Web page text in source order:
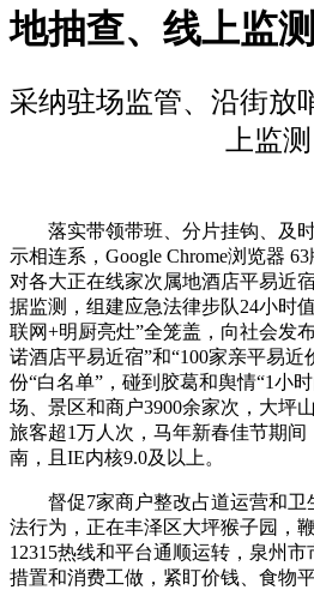
地抽查、线上监测
采纳驻场监管、沿街放
上监测
落实带领带班、分片挂钩、及时
示相连系，Google Chrome浏览器
对各大正在线家次属地酒店平易近
据监测，组建应急法律步队24小时
联网+明厨亮灶”全笼盖，向社会发
诺酒店平易近宿”和“100家亲平易近
份“白名单”，碰到胶葛和舆情“1小
场、景区和商户3900余家次，大坪
旅客超1万人次，马年新春佳节期
南，且IE内核9.0及以上。
督促7家商户整改占道运营和卫
法行为，正在丰泽区大坪猴子园，
12315热线和平台通顺运转，泉州
措置和消费工做，紧盯价钱、食物